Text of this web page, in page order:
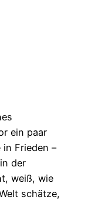
ein paar
in Frieden –
der
weiß, wie
schätze,